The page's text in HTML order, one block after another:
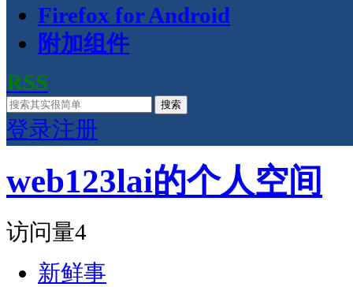
Firefox for Android
附加组件
RSS
搜索
登录注册
web123lai的个人空间
访问量4
新鲜事